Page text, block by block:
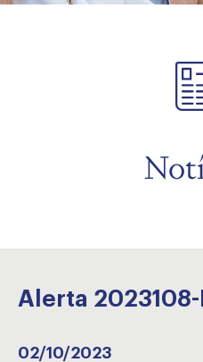
Alerta 2023108-
02/10/2023